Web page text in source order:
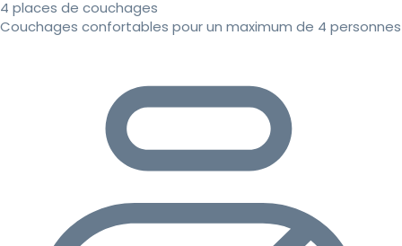
4 places de couchages
Couchages confortables pour un maximum de 4 personnes